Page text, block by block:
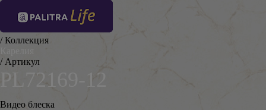
/ Коллекция
/ Артикул
PL72169-12
Видео блеска